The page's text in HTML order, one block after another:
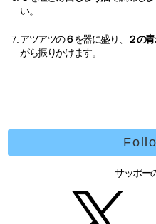
い。
アツアツの６を器に盛り、 ２の
がら振りかけます。
サッポー